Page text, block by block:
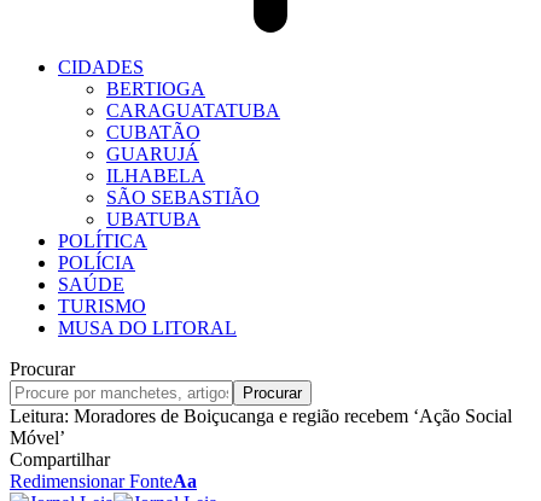
CIDADES
BERTIOGA
CARAGUATATUBA
CUBATÃO
GUARUJÁ
ILHABELA
SÃO SEBASTIÃO
UBATUBA
POLÍTICA
POLÍCIA
SAÚDE
TURISMO
MUSA DO LITORAL
Procurar
Leitura: Moradores de Boiçucanga e região recebem ‘Ação Social
Móvel’
Compartilhar
Redimensionar FonteAa